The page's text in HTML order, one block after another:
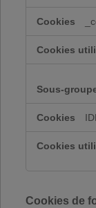
Cookies de